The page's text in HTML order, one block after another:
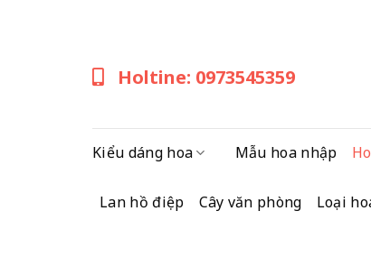
Holtine: 0973545359
Kiểu dáng hoa Mẫu hoa nhập
Lan hồ điệp Cây văn phòng Loại